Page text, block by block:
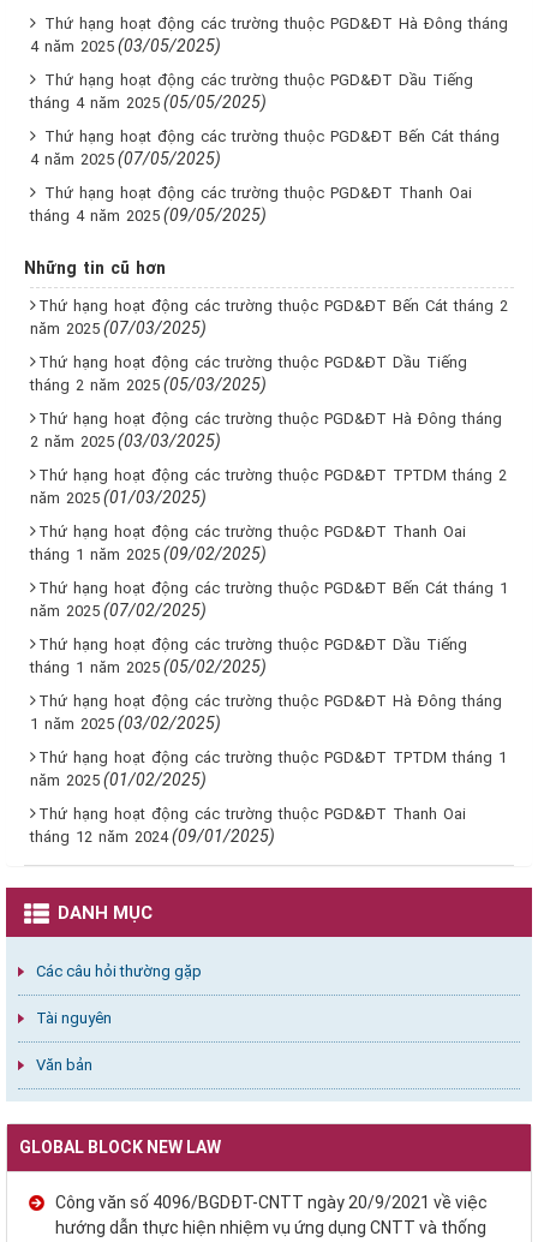
Thứ hạng hoạt động các trường thuộc PGD&ĐT Hà Đông tháng
4 năm 2025 (03/05/2025)
Thứ hạng hoạt động các trường thuộc PGD&ĐT Dầu Tiếng
tháng 4 năm 2025 (05/05/2025)
Thứ hạng hoạt động các trường thuộc PGD&ĐT Bến Cát tháng
4 năm 2025 (07/05/2025)
Thứ hạng hoạt động các trường thuộc PGD&ĐT Thanh Oai
tháng 4 năm 2025 (09/05/2025)
Những tin cũ hơn
Thứ hạng hoạt động các trường thuộc PGD&ĐT Bến Cát tháng 2
năm 2025 (07/03/2025)
Thứ hạng hoạt động các trường thuộc PGD&ĐT Dầu Tiếng
tháng 2 năm 2025 (05/03/2025)
Thứ hạng hoạt động các trường thuộc PGD&ĐT Hà Đông tháng
2 năm 2025 (03/03/2025)
Thứ hạng hoạt động các trường thuộc PGD&ĐT TPTDM tháng 2
năm 2025 (01/03/2025)
Thứ hạng hoạt động các trường thuộc PGD&ĐT Thanh Oai
tháng 1 năm 2025 (09/02/2025)
Thứ hạng hoạt động các trường thuộc PGD&ĐT Bến Cát tháng 1
năm 2025 (07/02/2025)
Thứ hạng hoạt động các trường thuộc PGD&ĐT Dầu Tiếng
tháng 1 năm 2025 (05/02/2025)
Thứ hạng hoạt động các trường thuộc PGD&ĐT Hà Đông tháng
1 năm 2025 (03/02/2025)
Thứ hạng hoạt động các trường thuộc PGD&ĐT TPTDM tháng 1
năm 2025 (01/02/2025)
Thứ hạng hoạt động các trường thuộc PGD&ĐT Thanh Oai
tháng 12 năm 2024 (09/01/2025)
DANH MỤC
Các câu hỏi thường gặp
Tài nguyên
Văn bản
GLOBAL BLOCK NEW LAW
Công văn số 4096/BGDĐT-CNTT ngày 20/9/2021 về việc
hướng dẫn thực hiện nhiệm vụ ứng dụng CNTT và thống